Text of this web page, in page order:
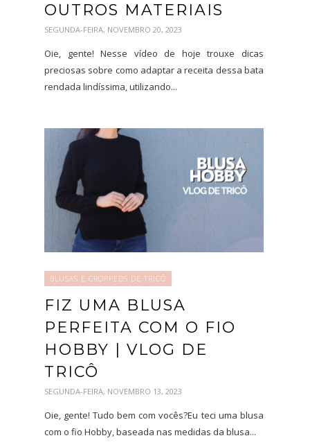
OUTROS MATERIAIS
SEGUNDA-FEIRA, NOVEMBRO 20, 2023
Oie, gente! Nesse vídeo de hoje trouxe dicas
preciosas sobre como adaptar a receita dessa bata
rendada lindíssima, utilizando...
BLUSAS E CROPPEDS DE TRICÔ
FIZ UMA BLUSA
PERFEITA COM O FIO
HOBBY | VLOG DE
TRICÔ
SEGUNDA-FEIRA, NOVEMBRO 13, 2023
Oie, gente! Tudo bem com vocês?Eu teci uma blusa
com o fio Hobby, baseada nas medidas da blusa...